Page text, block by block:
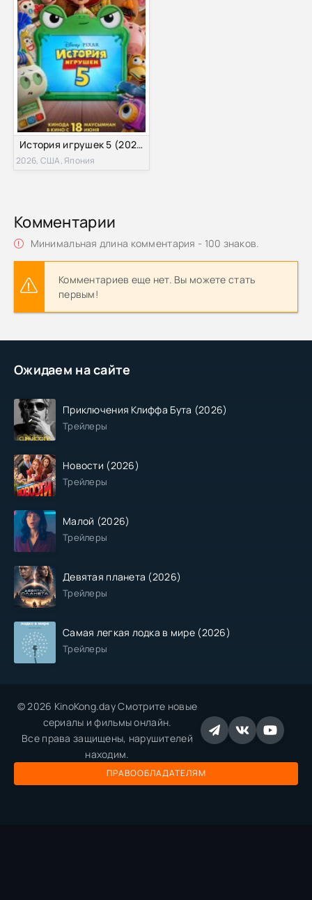
Ожидаем на сайте
Приключения Клиффа Бута (2026)
Трейлеры
Новости (2026)
Трейлеры
Малой (2026)
Трейлеры
Девятая планета (2026)
Трейлеры
Самая легкая лодка в мире (2026)
Трейлеры
История игрушек 5 (2026)
2026, США, Япония
Комментарии
Минимальная длина комментария - 100 знаков.
Комментариев еще нет. Вы можете стать
первым!
© 2026 KinoKong.day Смотрите новые
сериалы и фильмы онлайн.
Все права защищены, нарушителей
находим.
ПРАВООБЛАДАТЕЛЯМ